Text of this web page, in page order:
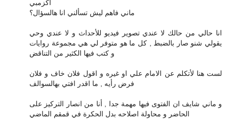
اكزمبي
ماني فاهم ليش تسألني انا هالسؤال؟
انا حالي من حالك لا عندي تصوير فيديو للأحداث و لا عندي وحي
يقولي شنو صار بالضبط , كل ما هو متوفر لي هي مجموعة روايات
و كتب فيها الكثير من التناقض
لست هنا لأتكلم عن الامام علي او غيره و اقول فلان خاف و فلان
فرض رأيه , ما اقدر افتي بهالسوالف
و ماني شايف ان الفتوى فيها مهمة جدا , أنا من انصار التركيز على
الحاضر و محاولة اصلاحه بدل الحكرة في قمقم الماضي